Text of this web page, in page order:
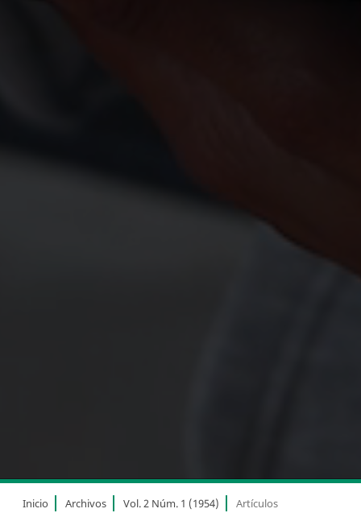
Inicio Archivos Vol. 2 Núm. 1 (1954) Artículos